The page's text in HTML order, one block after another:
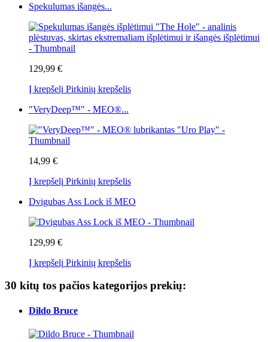
Spekulumas išangės...
129,99 €
Į krepšelį Pirkinių krepšelis
"VeryDeep™" - MEO®...
14,99 €
Į krepšelį Pirkinių krepšelis
Dvigubas Ass Lock iš MEO
129,99 €
Į krepšelį Pirkinių krepšelis
30 kitų tos pačios kategorijos prekių:
Dildo Bruce